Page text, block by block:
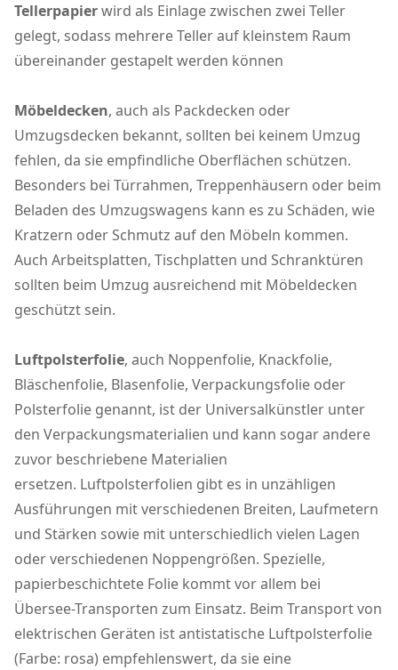
Tellerpapierwird als Einlage zwischen zwei Teller
gelegt, sodass mehrere Teller auf kleinstem Raum
übereinander gestapelt werden können
Möbeldecken, auch als Packdecken oder
Umzugsdecken bekannt, sollten bei keinem Umzug
fehlen, da sie empfindliche Oberflächen schützen.
Besonders bei Türrahmen, Treppenhäusern oder beim
Beladen des Umzugswagens kann es zu Schäden, wie
Kratzern oder Schmutz auf den Möbeln kommen.
Auch Arbeitsplatten, Tischplatten und Schranktüren
sollten beim Umzug ausreichend mit Möbeldecken
geschützt sein.
Luftpolsterfolie, auch Noppenfolie, Knackfolie,
Bläschenfolie, Blasenfolie, Verpackungsfolie oder
Polsterfolie genannt, ist der Universalkünstler unter
den Verpackungsmaterialien und kann sogar andere
zuvor beschriebene Materialien
ersetzen. Luftpolsterfolien gibt es in unzähligen
Ausführungen mit verschiedenen Breiten, Laufmetern
und Stärken sowie mit unterschiedlich vielen Lagen
oder verschiedenen Noppengrößen. Spezielle,
papierbeschichtete Folie kommt vor allem bei
Übersee-Transporten zum Einsatz. Beim Transport von
elektrischen Geräten ist antistatische Luftpolsterfolie
(Farbe: rosa) empfehlenswert, da sie eine